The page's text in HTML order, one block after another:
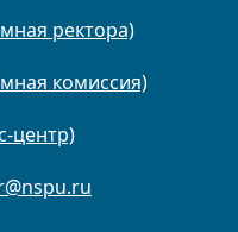
ректора)
комиссия)
центр)